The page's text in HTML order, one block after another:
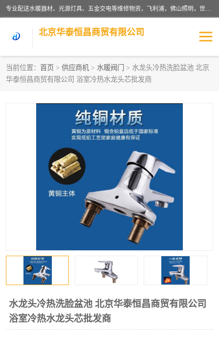
专业配送水暖器材、光源灯具、五金交电等维修物资，飞利浦，佛山照明，世达，博世，九牧，特陶等各产品涉及国内外知名品牌。公司专注与物业、学校、酒店、工厂等单位合作，提供一站式配送服务，降低客户综合成本。依托电子商务改变传统模式，以专业的团队为客户提供24H物资配送到达，货到月结、统一开票，便捷退换等服务，提高了企业的运营效率。
北京华泰恒昌商贸有限公司
当前位置： 首页 > 供应商机 > 水暖阀门
> 水龙头冷热洗脸盆池 北京
华泰恒昌商贸有限公司 浴室冷热水龙头芯批发商
水龙头冷热洗脸盆池 北京华泰恒昌商贸有限公司
浴室冷热水龙头芯批发商